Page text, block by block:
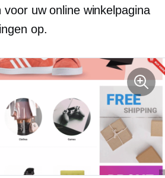
voor uw online winkelpagina
op.